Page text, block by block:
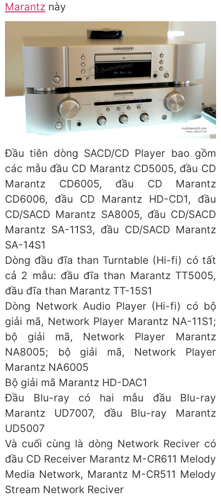
Marantz này
Đầu tiên dòng SACD/CD Player bao gồm
các mẫu đầu CD Marantz CD5005, đầu CD
Marantz CD6005, đầu CD Marantz
CD6006, đầu CD Marantz HD-CD1, đầu
CD/SACD Marantz SA8005, đầu CD/SACD
Marantz SA-11S3, đầu CD/SACD Marantz
SA-14S1
Dòng đầu đĩa than Turntable (Hi-fi) có tất
cả 2 mẫu: đầu đĩa than Marantz TT5005,
đầu đĩa than Marantz TT-15S1
Dòng Network Audio Player (Hi-fi) có bộ
giải mã, Network Player Marantz NA-11S1;
bộ giải mã, Network Player Marantz
NA8005; bộ giải mã, Network Player
Marantz NA6005
Bộ giải mã Marantz HD-DAC1
Đầu Blu-ray có hai mẫu đầu Blu-ray
Marantz UD7007, đầu Blu-ray Marantz
UD5007
Và cuối cùng là dòng Network Reciver có
đầu CD Receiver Marantz M-CR611 Melody
Media Network, Marantz M-CR511 Melody
Stream Network Reciver